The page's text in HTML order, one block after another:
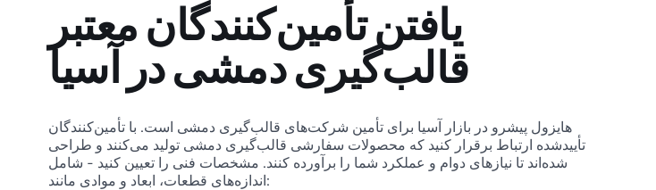
یافتن تأمین‌کنندگان معتبر
قالب‌گیری دمشی در آسیا
هایزول پیشرو در بازار آسیا برای تأمین شرکت‌های قالب‌گیری دمشی است. با تأمین‌کنندگان
تأییدشده ارتباط برقرار کنید که محصولات سفارشی قالب‌گیری دمشی تولید می‌کنند و طراحی
شده‌اند تا نیازهای دوام و عملکرد شما را برآورده کنند. مشخصات فنی را تعیین کنید - شامل
اندازه‌های قطعات، ابعاد و موادی مانند: